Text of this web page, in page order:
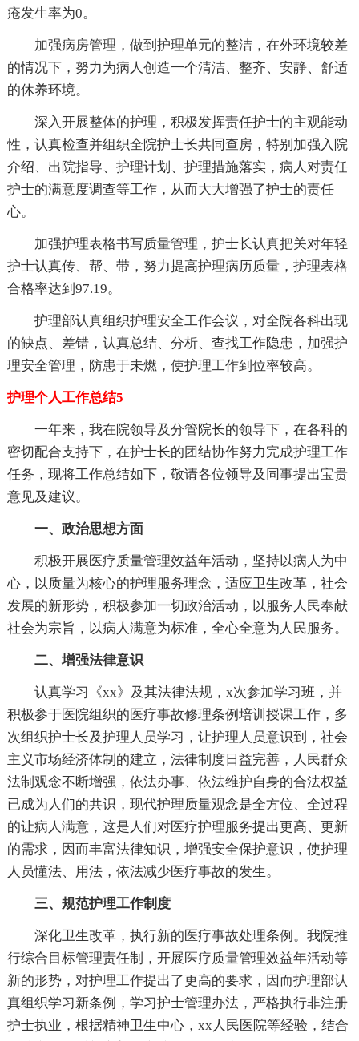
疮发生率为0。
加强病房管理，做到护理单元的整洁，在外环境较差
的情况下，努力为病人创造一个清洁、整齐、安静、舒适
的休养环境。
深入开展整体的护理，积极发挥责任护士的主观能动
性，认真检查并组织全院护士长共同查房，特别加强入院
介绍、出院指导、护理计划、护理措施落实，病人对责任
护士的满意度调查等工作，从而大大增强了护士的责任
心。
加强护理表格书写质量管理，护士长认真把关对年轻
护士认真传、帮、带，努力提高护理病历质量，护理表格
合格率达到97.19。
护理部认真组织护理安全工作会议，对全院各科出现
的缺点、差错，认真总结、分析、查找工作隐患，加强护
理安全管理，防患于未燃，使护理工作到位率较高。
护理个人工作总结5
一年来，我在院领导及分管院长的领导下，在各科的
密切配合支持下，在护士长的团结协作努力完成护理工作
任务，现将工作总结如下，敬请各位领导及同事提出宝贵
意见及建议。
一、政治思想方面
积极开展医疗质量管理效益年活动，坚持以病人为中
心，以质量为核心的护理服务理念，适应卫生改革，社会
发展的新形势，积极参加一切政治活动，以服务人民奉献
社会为宗旨，以病人满意为标准，全心全意为人民服务。
二、增强法律意识
认真学习《xx》及其法律法规，x次参加学习班，并
积极参于医院组织的医疗事故修理条例培训授课工作，多
次组织护士长及护理人员学习，让护理人员意识到，社会
主义市场经济体制的建立，法律制度日益完善，人民群众
法制观念不断增强，依法办事、依法维护自身的合法权益
已成为人们的共识，现代护理质量观念是全方位、全过程
的让病人满意，这是人们对医疗护理服务提出更高、更新
的需求，因而丰富法律知识，增强安全保护意识，使护理
人员懂法、用法，依法减少医疗事故的发生。
三、规范护理工作制度
深化卫生改革，执行新的医疗事故处理条例。我院推
行综合目标管理责任制，开展医疗质量管理效益年活动等
新的形势，对护理工作提出了更高的要求，因而护理部认
真组织学习新条例，学习护士管理办法，严格执行非注册
护士执业，根据精神卫生中心，xx人民医院等经验，结合